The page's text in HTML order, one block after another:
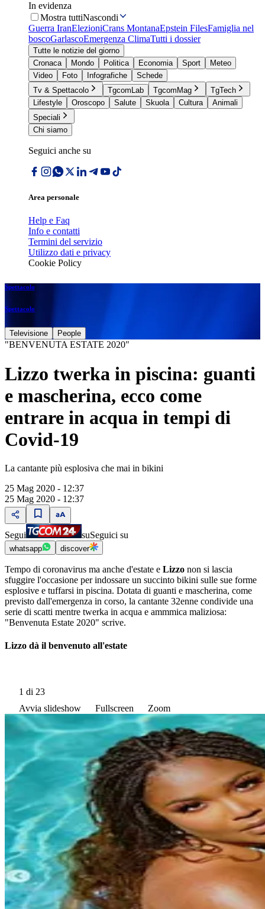
In evidenza
Mostra tuttiNascondi
Guerra IranElezioniCrans MontanaEpstein FilesFamiglia nel
boscoGarlascoEmergenza ClimaTutti i dossier
Tutte le notizie del giorno
Cronaca
Mondo Politica Economia Sport
Meteo
Video
Foto Infografiche
Schede
Tv & Spettacolo
TgcomLab TgcomMag
TgTech
Lifestyle
Oroscopo Salute Skuola Cultura
Animali
Speciali
Chi siamo
Seguici anche su
Area personale
Help e Faq
Info e contatti
Termini del servizio
Utilizzo dati e privacy
Cookie Policy
Spettacolo
Spettacolo
Televisione People
"BENVENUTA ESTATE 2020"
Lizzo twerka in piscina: guanti
e mascherina, ecco come
entrare in acqua in tempi di
Covid-19
La cantante più esplosiva che mai in bikini
25 Mag 2020 - 12:37
25 Mag 2020 - 12:37
Segui suSeguici su
whatsapp discover
Tempo di coronavirus ma anche d'estate e Lizzo non si lascia
sfuggire l'occasione per indossare un succinto bikini sulle sue forme
esplosive e tuffarsi in piscina. Dotata di guanti e mascherina, come
previsto dall'emergenza in corso, la cantante 32enne condivide una
serie di scatti mentre twerka in acqua e ammmica maliziosa:
"Benvenuta Estate 2020" scrive.
Lizzo dà il benvenuto all'estate
1 di 23
Avvia slideshow
Fullscreen Zoom